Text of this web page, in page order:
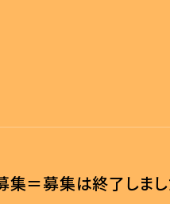
集＝募集は終了しま